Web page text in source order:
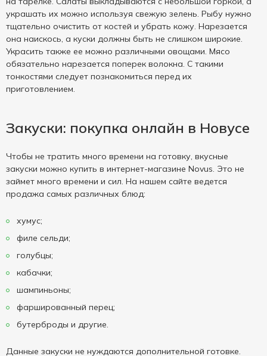
украшать их можно используя свежую зелень. Рыбу нужно
тщательно очистить от костей и убрать кожу. Нарезается
она наискось, а куски должны быть не слишком широкие.
Украсить также ее можно различными овощами. Мясо
обязательно нарезается поперек волокна. С такими
тонкостями следует познакомиться перед их
приготовлением.
Закуски: покупка онлайн в Новусе
Чтобы не тратить много времени на готовку, вкусные
закуски можно купить в интернет-магазине Novus. Это не
займет много времени и сил. На нашем сайте ведется
продажа самых различных блюд:
хумус;
филе сельди;
голубцы;
кабачки;
шампиньоны;
фаршированный перец;
бутерброды и другие.
Данные закуски не нуждаются дополнительной готовке.